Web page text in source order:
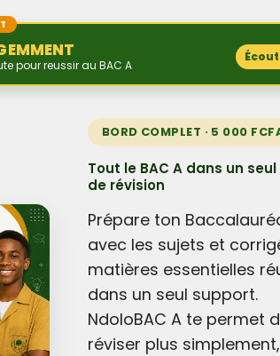
pour reussir au BAC A
BORD COMPLET · 5 000
Tout le BAC A dans un seul
de révision
Prépare ton
avec les sujets et
matières essentielles
dans un seul support.
NdoloBAC A te permet
réviser plus